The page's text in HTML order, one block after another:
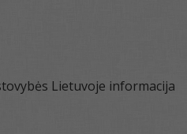
Lietuvoje informacija